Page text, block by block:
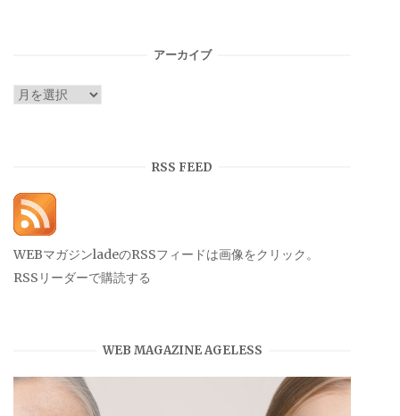
アーカイブ
ア
RSS FEED
WEBマガジンladeのRSSフィードは画像をクリック。
RSSリーダーで購読する
WEB MAGAZINE AGELESS